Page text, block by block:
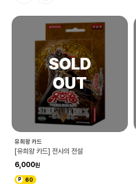
유희왕 카드
[유희왕 카드] 전사의 전설
6,000
60